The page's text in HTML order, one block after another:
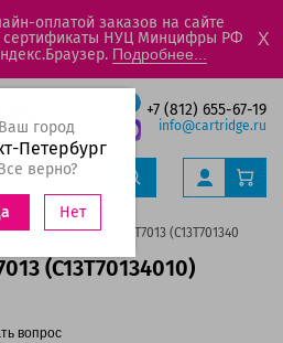
оплатой заказов на сайте
сертификаты НУЦ Минцифры РФ
Подробнее...
X
+7 (812) 655-67-19
info@cartridge.ru
Ваш город
Петербург
верно?
Нет
Картридж Epson T7013 (C13T70134010)
(C13T70134010)
вопрос